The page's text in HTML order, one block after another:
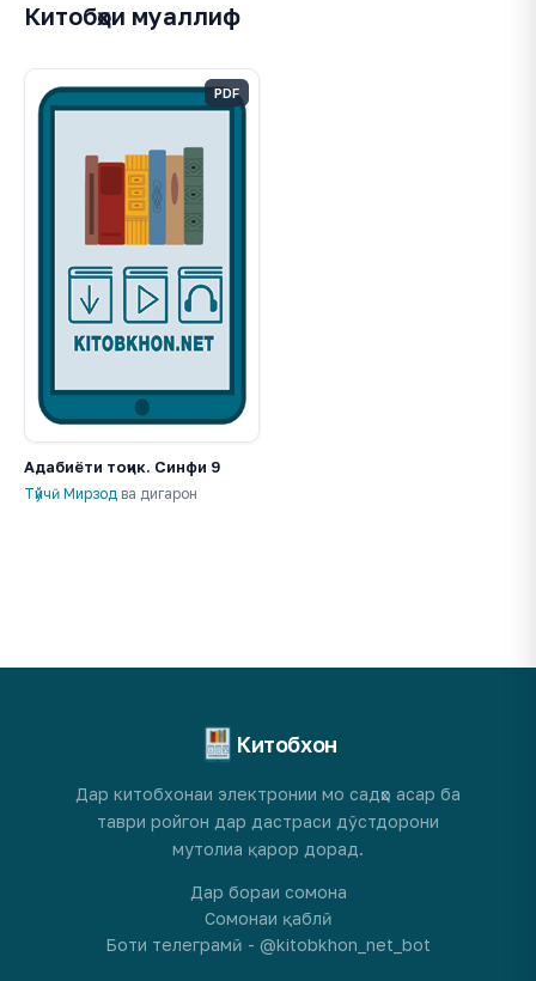
Китобҳои муаллиф
PDF
Адабиёти тоҷик. Синфи 9
Тӯйчӣ Мирзод ва дигарон
Китобхон
Дар китобхонаи электронии мо садҳо асар ба
таври ройгон дар дастраси дӯстдорони
мутолиа қарор дорад.
Дар бораи сомона
Сомонаи қаблӣ
Боти телеграмӣ - @kitobkhon_net_bot